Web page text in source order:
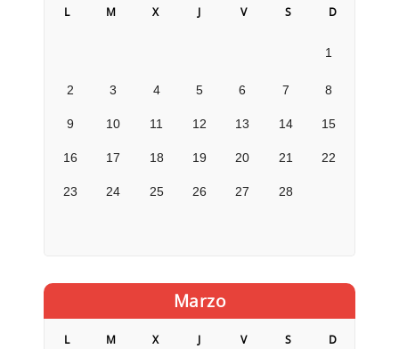
L M X J V S D
1
2 3 4 5 6 7 8
9 10 11 12 13 14 15
16 17 18 19 20 21 22
23 24 25 26 27 28
Marzo
L M X J V S D